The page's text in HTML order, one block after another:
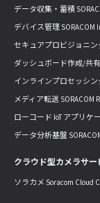
データ収集・蓄積
デバイス管理 SORACOM
セキュアプロビジョニン
ダッシュボード作成/共有
インラインプロセッシン
メディア転送 SORACOM
ローコード IoT アプリケ
データ分析基盤
クラウド型カメラサー
ソラカメ Soracom Cloud